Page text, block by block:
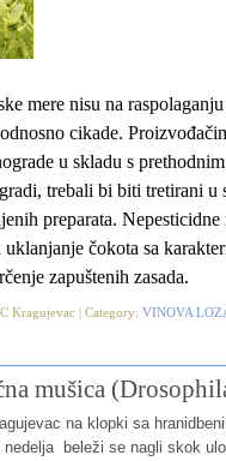
mere nisu na
cikade.
u skladu s
trebali bi biti tretirani u
preparata.
uklanjanje čokota sa
zapuštenih zasada.
Kragujevac | Category: VINOVA
mušica
na klopki sa
nedelja beleži se nagli skok